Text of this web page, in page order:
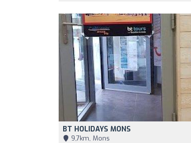
BT HOLIDAYS MONS
9,7km, Mons